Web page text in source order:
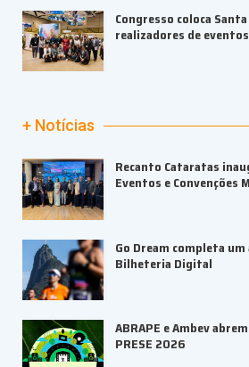
Congresso coloca
realizadores de
+ Notícias
Recanto Cataratas
Eventos e Convenções
Go Dream completa
Bilheteria Digital
ABRAPE e Ambev
PRESE 2026